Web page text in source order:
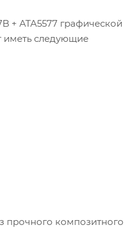
+ ATA5577 графической
иметь следующие
прочного композитного